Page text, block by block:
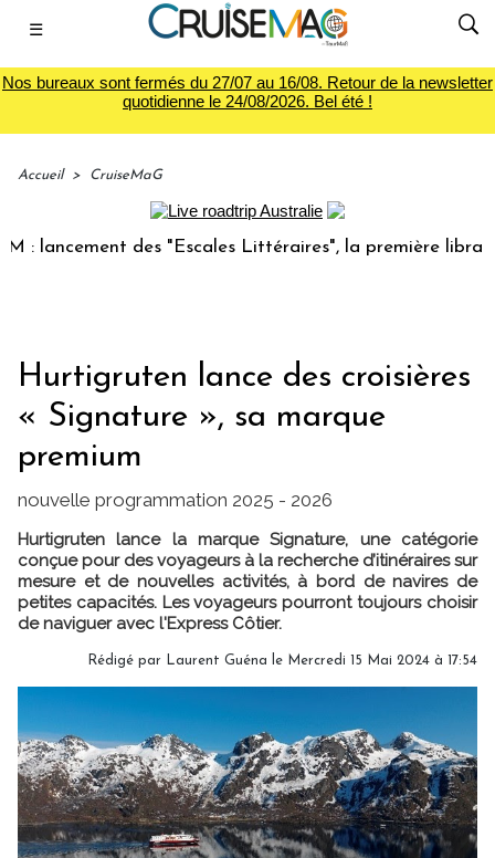
☰
Nos bureaux sont fermés du 27/07 au 16/08. Retour de la newsletter
quotidienne le 24/08/2026. Bel été !
Accueil > CruiseMaG
des "Escales Littéraires", la première librairie du
Hurtigruten lance des croisières
« Signature », sa marque
premium
nouvelle programmation 2025 - 2026
Hurtigruten lance la marque Signature, une catégorie
conçue pour des voyageurs à la recherche d’itinéraires sur
mesure et de nouvelles activités, à bord de navires de
petites capacités. Les voyageurs pourront toujours choisir
de naviguer avec l'Express Côtier.
Rédigé par Laurent Guéna le Mercredi 15 Mai 2024 à 17:54